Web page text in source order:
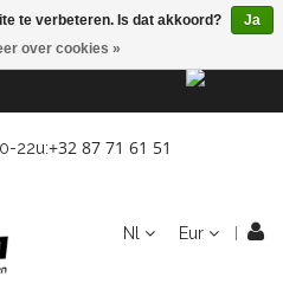
22u:+32 87 71 61 51
Nl Eur
te verbeteren. Is dat akkoord?
Ja
over cookies »